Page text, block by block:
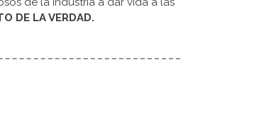
DE LA VERDAD.